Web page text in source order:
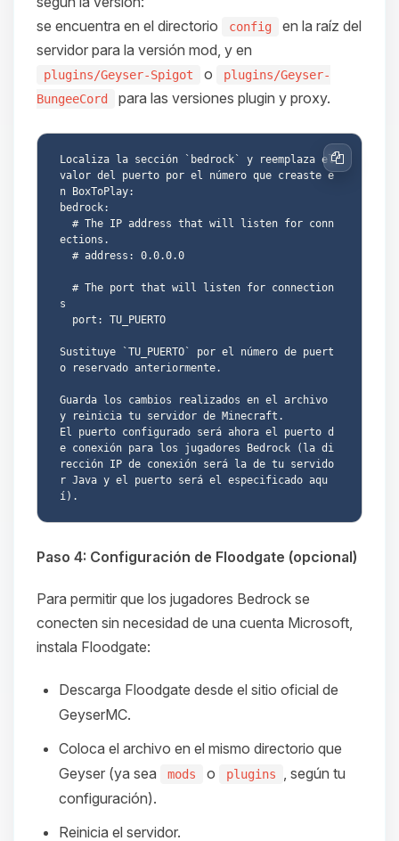
se encuentra en el directorio
config
en la raíz del
servidor para la versión mod, y en
plugins/Geyser-Spigot o
plugins/Geyser-
BungeeCord
para las versiones plugin y proxy.
Localiza la sección `bedrock` y reemplaza el
valor del puerto por el número que creaste e
n BoxToPlay:
bedrock:
ections.
s
Sustituye `TU_PUERTO` por el número de puert
o reservado anteriormente.
Guarda los cambios realizados en el archivo
y reinicia tu servidor de Minecraft.
El puerto configurado será ahora el puerto d
e conexión para los jugadores Bedrock (la di
rección IP de conexión será la de tu servido
r Java y el puerto será el especificado aqu
Copiar
Paso 4: Configuración de Floodgate (opcional)
Para permitir que los jugadores Bedrock se
conecten sin necesidad de una cuenta Microsoft,
instala Floodgate:
Descarga Floodgate desde el sitio oficial de
GeyserMC.
Coloca el archivo en el mismo directorio que
Geyser (ya sea
mods o plugins
, según tu
configuración).
Reinicia el servidor.